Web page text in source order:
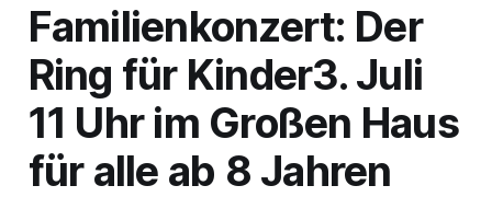
Familienkonzert: Der
Ring für Kinder3. Juli
11 Uhr im Großen Haus
für alle ab 8 Jahren